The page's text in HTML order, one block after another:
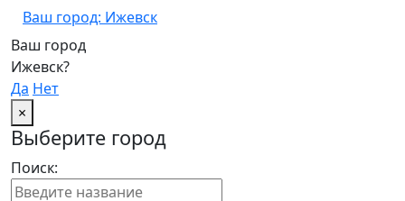
Ваш город: Ижевск
Ваш город
Ижевск?
Да Нет
×
Выберите город
Поиск: